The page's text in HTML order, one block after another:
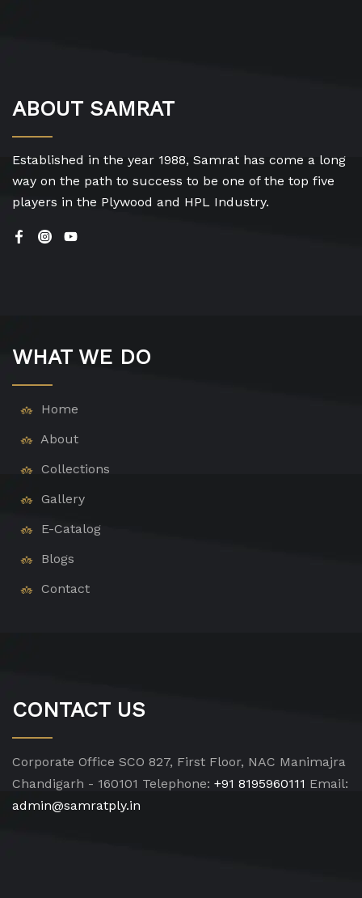
ABOUT SAMRAT
Established in the year 1988, Samrat has come a long
way on the path to success to be one of the top five
players in the Plywood and HPL Industry.
WHAT WE DO
Home
About
Collections
Gallery
E-Catalog
Blogs
Contact
CONTACT US
Corporate Office SCO 827, First Floor, NAC Manimajra
Chandigarh - 160101 Telephone: +91 8195960111 Email:
admin@samratply.in